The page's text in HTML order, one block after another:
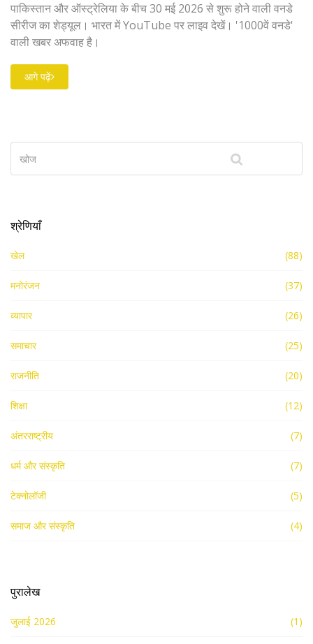
पाकिस्तान और ऑस्ट्रेलिया के बीच 30 मई 2026 से शुरू होने वाली वनडे
सीरीज का शेड्यूल। भारत में YouTube पर लाइव देखें। '1000वें वनडे'
वाली खबर अफवाह है।
आगे पढ़ें
श्रेणियाँ
खेल (88)
मनोरंजन (37)
व्यापार (26)
समाचार (25)
राजनीति (20)
शिक्षा (12)
अंतरराष्ट्रीय (7)
धर्म और संस्कृति (7)
टेक्नोलॉजी (5)
समाज और संस्कृति (4)
पुरालेख
जुलाई 2026 (1)